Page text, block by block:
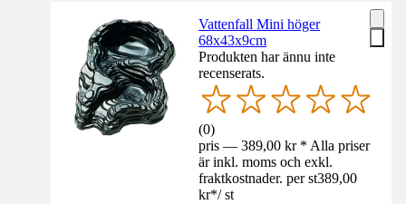
Vattenfall Mini höger
68x43x9cm
Produkten har ännu inte
recenserats.
(0)
pris — 389,00 kr * Alla priser
är inkl. moms och exkl.
fraktkostnader. per st389,00
kr*/ st